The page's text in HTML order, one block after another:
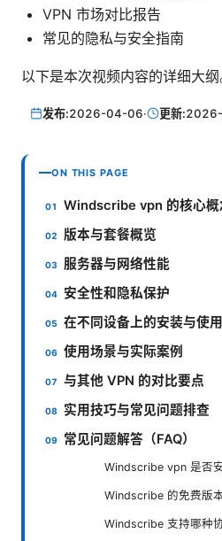
VPN 市场对比报告
常见的隐私与安全指南
以下是本次视频内容的详细大纲
发布:2026-04-06· 更新:
ON THIS PAGE
Windscribe vpn 的核心概
版本与套餐概览
服务器与网络性能
安全性和隐私保护
在不同设备上的安装与使用
使用场景与实际案例
与其他 VPN 的对比要点
实用技巧与常见问题排查
常见问题解答（FAQ）
Windscribe vpn 是否安
Windscribe 的免费版
Windscribe 支持哪种协